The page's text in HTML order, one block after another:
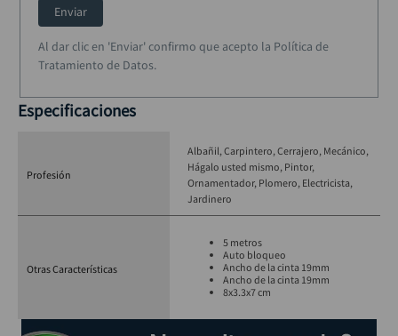
Enviar
Al dar clic en 'Enviar' confirmo que acepto la Política de
Tratamiento de Datos.
Especificaciones
Profesión
Albañil Carpintero Cerrajero Mecánico
Hágalo usted mismo Pintor
Ornamentador Plomero Electricista
Jardinero
Otras Características
5 metros
Auto bloqueo
Ancho de la cinta 19mm
Ancho de la cinta 19mm
8x3.3x7 cm